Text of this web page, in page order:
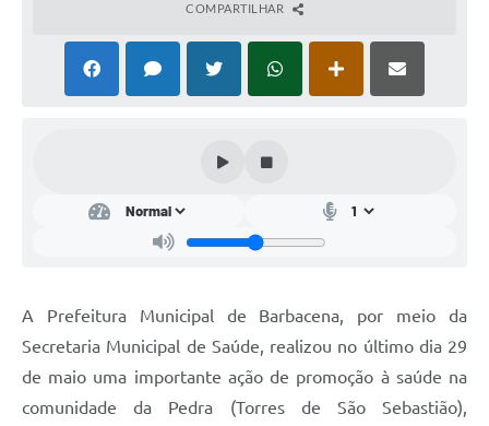
PCA (Planos de Contratações Anuais)
Plano Diretor e Mobilidade Urbana
3º Jornada Empreendedora BQ
COMPARTILHAR
A Prefeitura Municipal de Barbacena, por meio da
Secretaria Municipal de Saúde, realizou no último dia 29
de maio uma importante ação de promoção à saúde na
comunidade da Pedra (Torres de São Sebastião),